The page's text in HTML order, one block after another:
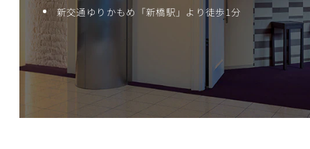
新交通ゆりかもめ「新橋駅」より徒歩1分